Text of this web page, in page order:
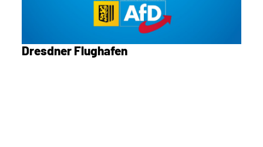
Dresdner Flughafen